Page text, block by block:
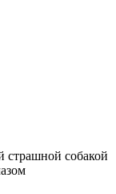
страшной собакой